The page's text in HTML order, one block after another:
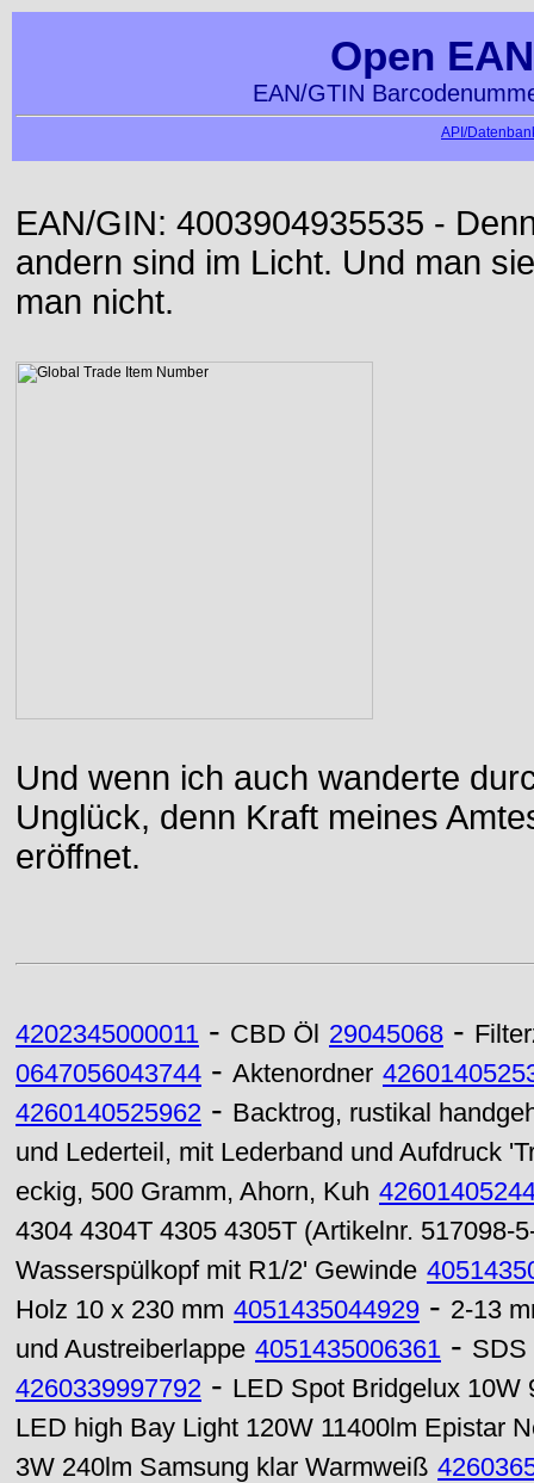
Open
EAN/GTIN
API/
EAN/GIN: 4003904935535 -
andern sind im Licht. Und man
man nicht.
Und wenn ich auch wanderte
Unglück, denn Kraft meines
eröffnet.
4202345000011 - CBD Öl 29045068 -
0647056043744 - Aktenordner
4260140525962 - Backtrog, rustikal
und Lederteil, mit Lederband und Aufdruck
eckig, 500 Gramm, Ahorn, Kuh
4304 4304T 4305 4305T (Artikelnr. 517098-
Wasserspülkopf mit R1/2' Gewinde
Holz 10 x 230 mm 4051435044929 - 2-13
und Austreiberlappe 4051435006361 - SDS
4260339997792 - LED Spot Bridgelux 10W
LED high Bay Light 120W 11400lm Epistar
3W 240lm Samsung klar Warmweiß